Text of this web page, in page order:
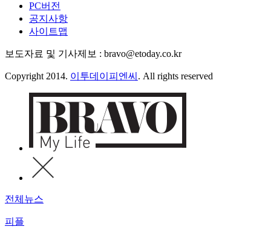
PC버전
공지사항
사이트맵
보도자료 및 기사제보 : bravo@etoday.co.kr
Copyright 2014. 이투데이피엔씨 . All rights reserved
전체뉴스
피플